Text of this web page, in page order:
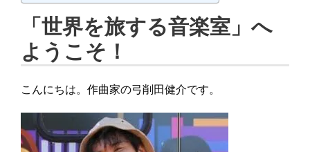
「世界を旅する音楽室」へ
ようこそ！
こんにちは。作曲家の弓削田健介です。